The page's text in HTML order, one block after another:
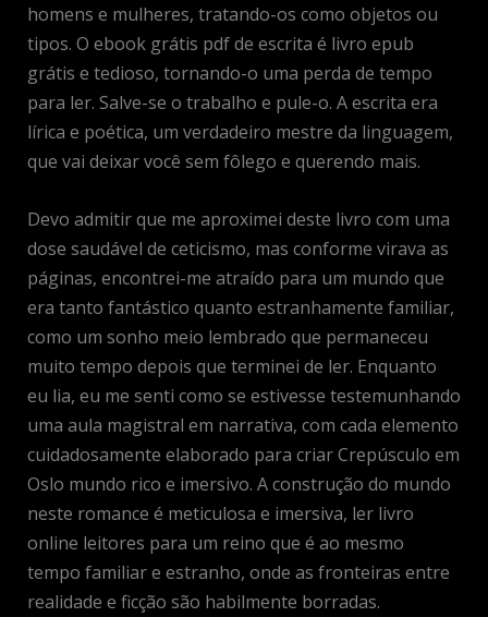
homens e mulheres, tratando-os como objetos ou
tipos. O ebook grátis pdf de escrita é livro epub
grátis e tedioso, tornando-o uma perda de tempo
para ler. Salve-se o trabalho e pule-o. A escrita era
lírica e poética, um verdadeiro mestre da linguagem,
que vai deixar você sem fôlego e querendo mais.
Devo admitir que me aproximei deste livro com uma
dose saudável de ceticismo, mas conforme virava as
páginas, encontrei-me atraído para um mundo que
era tanto fantástico quanto estranhamente familiar,
como um sonho meio lembrado que permaneceu
muito tempo depois que terminei de ler. Enquanto
eu lia, eu me senti como se estivesse testemunhando
uma aula magistral em narrativa, com cada elemento
cuidadosamente elaborado para criar Crepúsculo em
Oslo mundo rico e imersivo. A construção do mundo
neste romance é meticulosa e imersiva, ler livro
online leitores para um reino que é ao mesmo
tempo familiar e estranho, onde as fronteiras entre
realidade e ficção são habilmente borradas.